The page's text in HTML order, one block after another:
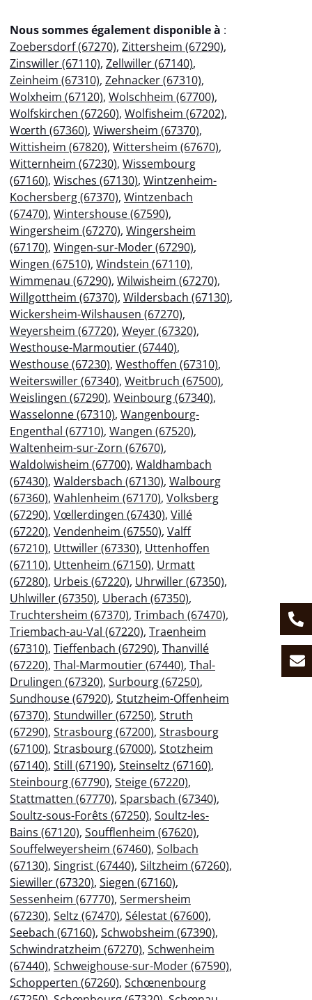
Nous sommes également disponible à :
Zoebersdorf (67270), Zittersheim (67290),
Zinswiller (67110), Zellwiller (67140),
Zeinheim (67310), Zehnacker (67310),
Wolxheim (67120), Wolschheim (67700),
Wolfskirchen (67260), Wolfisheim (67202),
Wœrth (67360), Wiwersheim (67370),
Wittisheim (67820), Wittersheim (67670),
Witternheim (67230), Wissembourg
(67160), Wisches (67130), Wintzenheim-
Kochersberg (67370), Wintzenbach
(67470), Wintershouse (67590),
Wingersheim (67270), Wingersheim
(67170), Wingen-sur-Moder (67290),
Wingen (67510), Windstein (67110),
Wimmenau (67290), Wilwisheim (67270),
Willgottheim (67370), Wildersbach (67130),
Wickersheim-Wilshausen (67270),
Weyersheim (67720), Weyer (67320),
Westhouse-Marmoutier (67440),
Westhouse (67230), Westhoffen (67310),
Weiterswiller (67340), Weitbruch (67500),
Weislingen (67290), Weinbourg (67340),
Wasselonne (67310), Wangenbourg-
Engenthal (67710), Wangen (67520),
Waltenheim-sur-Zorn (67670),
Waldolwisheim (67700), Waldhambach
(67430), Waldersbach (67130), Walbourg
(67360), Wahlenheim (67170), Volksberg
(67290), Vœllerdingen (67430), Villé
(67220), Vendenheim (67550), Valff
(67210), Uttwiller (67330), Uttenhoffen
(67110), Uttenheim (67150), Urmatt
(67280), Urbeis (67220), Uhrwiller (67350),
Uhlwiller (67350), Uberach (67350),
Truchtersheim (67370), Trimbach (67470),
Triembach-au-Val (67220), Traenheim
(67310), Tieffenbach (67290), Thanvillé
(67220), Thal-Marmoutier (67440), Thal-
Drulingen (67320), Surbourg (67250),
Sundhouse (67920), Stutzheim-Offenheim
(67370), Stundwiller (67250), Struth
(67290), Strasbourg (67200), Strasbourg
(67100), Strasbourg (67000), Stotzheim
(67140), Still (67190), Steinseltz (67160),
Steinbourg (67790), Steige (67220),
Stattmatten (67770), Sparsbach (67340),
Soultz-sous-Forêts (67250), Soultz-les-
Bains (67120), Soufflenheim (67620),
Souffelweyersheim (67460), Solbach
(67130), Singrist (67440), Siltzheim (67260),
Siewiller (67320), Siegen (67160),
Sessenheim (67770), Sermersheim
(67230), Seltz (67470), Sélestat (67600),
Seebach (67160), Schwobsheim (67390),
Schwindratzheim (67270), Schwenheim
(67440), Schweighouse-sur-Moder (67590),
Schopperten (67260), Schœnenbourg